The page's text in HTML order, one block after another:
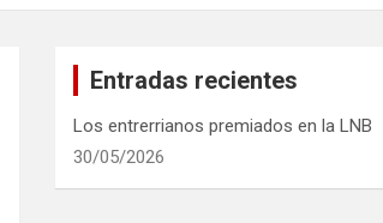
Entradas recientes
Los entrerrianos premiados en la LNB
30/05/2026